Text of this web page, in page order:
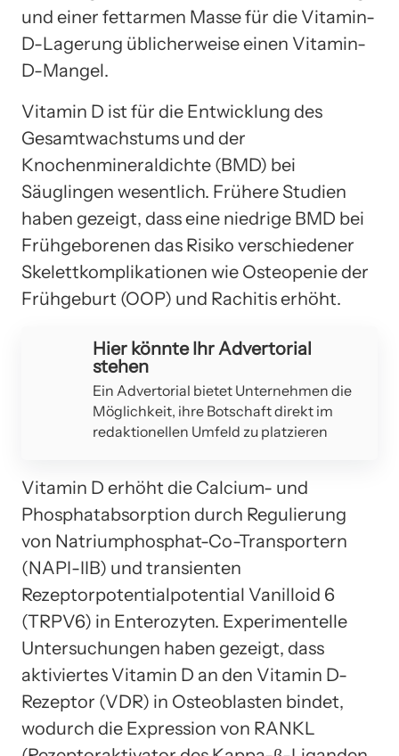
und einer fettarmen Masse für die Vitamin-
D-Lagerung üblicherweise einen Vitamin-
D-Mangel.
Vitamin D ist für die Entwicklung des
Gesamtwachstums und der
Knochenmineraldichte (BMD) bei
Säuglingen wesentlich. Frühere Studien
haben gezeigt, dass eine niedrige BMD bei
Frühgeborenen das Risiko verschiedener
Skelettkomplikationen wie Osteopenie der
Frühgeburt (OOP) und Rachitis erhöht.
Hier könnte Ihr Advertorial
stehen
Ein Advertorial bietet Unternehmen die
Möglichkeit, ihre Botschaft direkt im
redaktionellen Umfeld zu platzieren
Vitamin D erhöht die Calcium- und
Phosphatabsorption durch Regulierung
von Natriumphosphat-Co-Transportern
(NAPI-IIB) und transienten
Rezeptorpotentialpotential Vanilloid 6
(TRPV6) in Enterozyten. Experimentelle
Untersuchungen haben gezeigt, dass
aktiviertes Vitamin D an den Vitamin D-
Rezeptor (VDR) in Osteoblasten bindet,
wodurch die Expression von RANKL